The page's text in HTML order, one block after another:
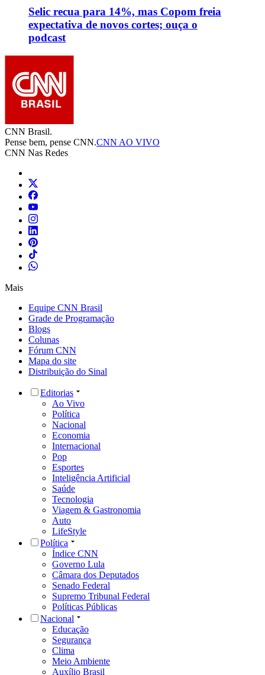
Selic recua para 14%, mas Copom freia
expectativa de novos cortes; ouça o
podcast
CNN Brasil.
Pense bem, pense CNN.CNN AO VIVO
CNN Nas Redes
Mais
Equipe CNN Brasil
Grade de Programação
Blogs
Colunas
Fórum CNN
Mapa do site
Distribuição do Sinal
Editorias
Ao Vivo
Política
Nacional
Economia
Internacional
Pop
Esportes
Inteligência Artificial
Saúde
Tecnologia
Viagem & Gastronomia
Auto
LifeStyle
Política
Índice CNN
Governo Lula
Câmara dos Deputados
Senado Federal
Supremo Tribunal Federal
Políticas Públicas
Nacional
Educação
Segurança
Clima
Meio Ambiente
Auxílio Brasil